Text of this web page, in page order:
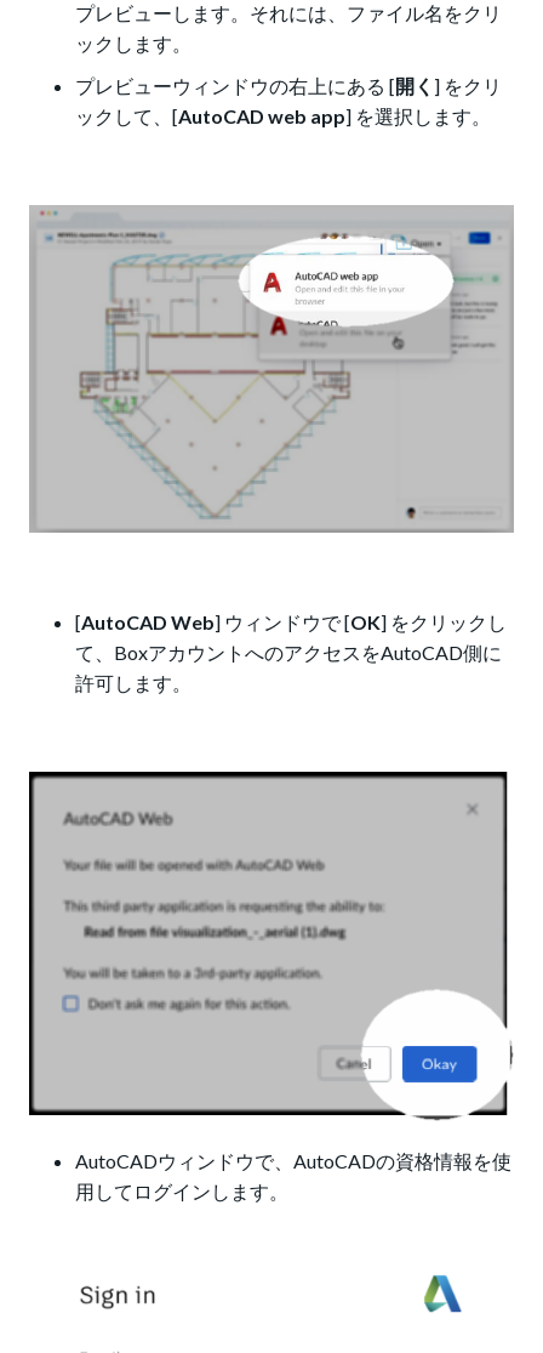
プレビューします。それには、ファイル名をクリ
ックします。
プレビューウィンドウの右上にある [開く ] をクリ
ックして、[AutoCAD web app] を選択します。
[AutoCAD Web] ウィンドウで [OK] をクリックし
て、BoxアカウントへのアクセスをAutoCAD側に
許可します。
AutoCADウィンドウで、AutoCADの資格情報を使
用してログインします。